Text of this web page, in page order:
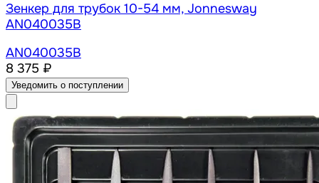
Зенкер для трубок 10-54 мм, Jonnesway
AN040035B
AN040035B
8 375 ₽
Уведомить о поступлении